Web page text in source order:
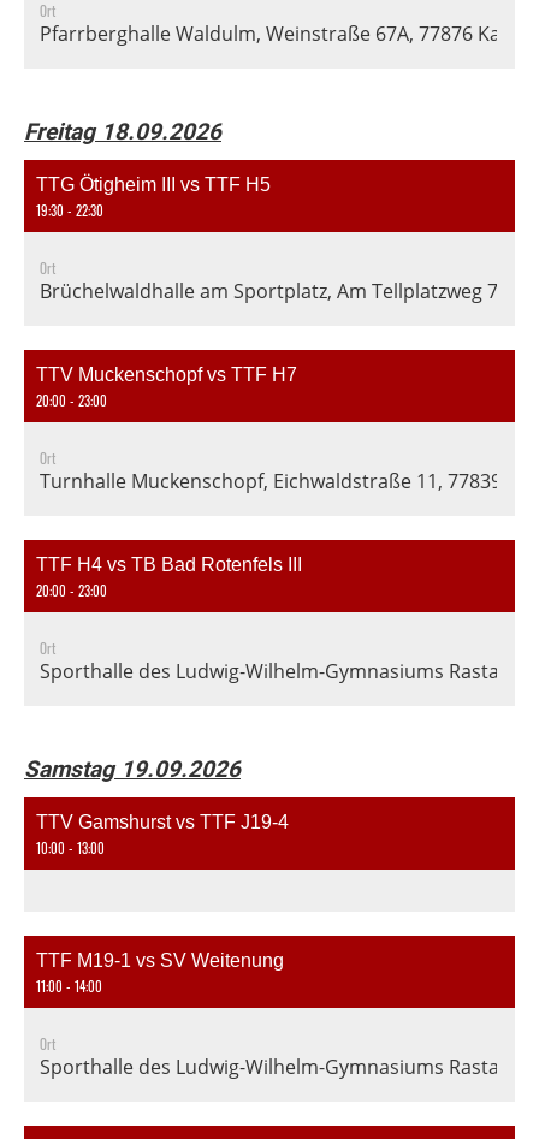
Ort
Pfarrberghalle Waldulm, Weinstraße 67A, 77876
Freitag 18.09.2026
TTG Ötigheim III vs TTF H5
19:30 - 22:30
Ort
Brüchelwaldhalle am Sportplatz, Am Tellplatzweg 7,
TTV Muckenschopf vs TTF H7
20:00 - 23:00
Ort
Turnhalle Muckenschopf, Eichwaldstraße 11, 77839
TTF H4 vs TB Bad Rotenfels III
20:00 - 23:00
Ort
Sporthalle des Ludwig-Wilhelm-Gymnasiums Rastatt,
Samstag 19.09.2026
TTV Gamshurst vs TTF J19-4
10:00 - 13:00
TTF M19-1 vs SV Weitenung
11:00 - 14:00
Ort
Sporthalle des Ludwig-Wilhelm-Gymnasiums Rastatt,